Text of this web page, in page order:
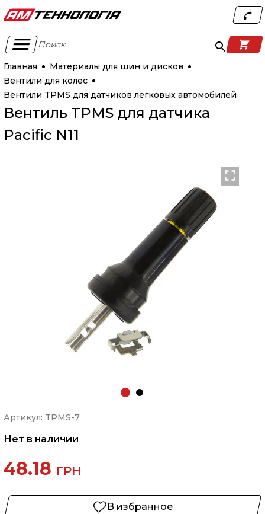
Поиск
Главная
Материалы для шин и дисков
Вентили для колес
Вентили TPMS для датчиков легковых автомобилей
Вентиль TPMS для датчика
Pacific N11
Артикул: TPMS-7
Нет в наличии
48.18 ГРН
В избранное